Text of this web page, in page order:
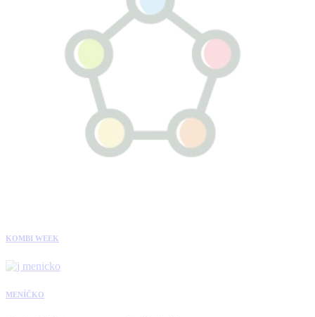
KOMBI WEEK
MENÍČKO